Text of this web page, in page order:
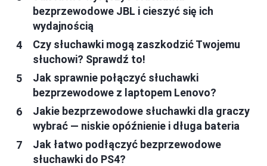
bezprzewodowe JBL i cieszyć się ich
wydajnością
Czy słuchawki mogą zaszkodzić Twojemu
słuchowi? Sprawdź to!
Jak sprawnie połączyć słuchawki
bezprzewodowe z laptopem Lenovo?
Jakie bezprzewodowe słuchawki dla graczy
wybrać — niskie opóźnienie i długa bateria
Jak łatwo podłączyć bezprzewodowe
słuchawki do PS4?